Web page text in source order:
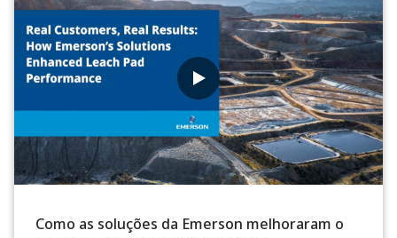
Como as soluções da Emerson melhoraram o